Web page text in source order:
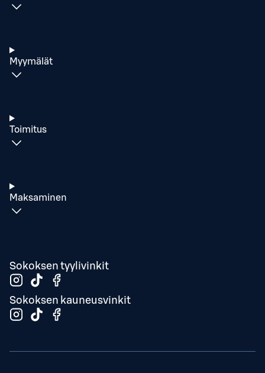
Myymälät
Toimitus
Maksaminen
Sokoksen tyylivinkit
Sokoksen kauneusvinkit